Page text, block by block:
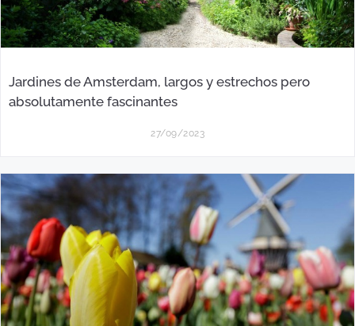
Jardines de Amsterdam, largos y estrechos pero
absolutamente fascinantes
27/09/2023